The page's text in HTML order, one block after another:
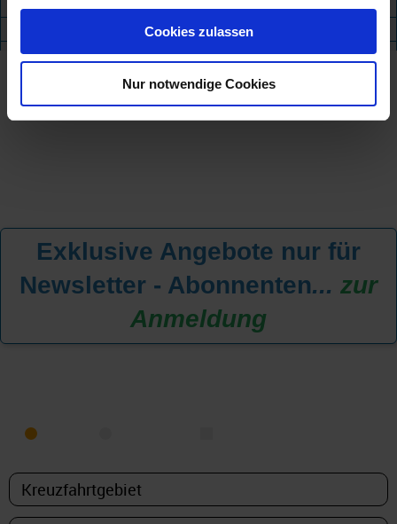
gesammelt haben.
Cookies zulassen
Nur notwendige Cookies
+
Exklusive Angebote nur für
Newsletter - Abonnenten... zur
Anmeldung